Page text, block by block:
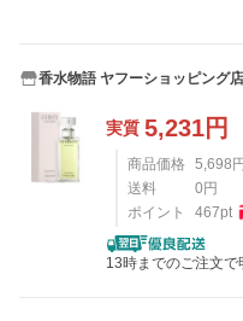
香水物語 ヤフーショッピング店
実質 5,231円
商品価格 5,698 円
送料
0 円
ポイント
467pt
13時までのご注文で